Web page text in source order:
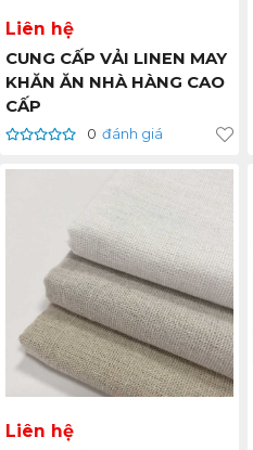
Liên hệ
CUNG CẤP VẢI LINEN MAY
KHĂN ĂN NHÀ HÀNG CAO
CẤP
0 đánh giá
Liên hệ